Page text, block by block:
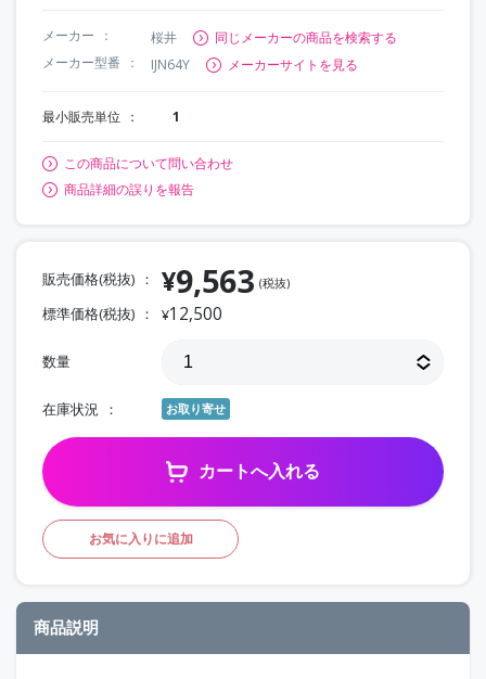
メーカー 桜井
同じメーカーの商品を検索する
メーカー型番
IJN64Y メーカーサイトを見る
最小販売単位 1
この商品について問い合わせ
商品詳細の誤りを報告
販売価格(税抜) ¥9,563 (税抜)
標準価格(税抜) ¥12,500
数量
在庫状況 お取り寄せ
カートへ入れる
お気に入りに追加
商品説明